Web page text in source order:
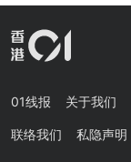
01线报 关于我们
联络我们 私隐声明